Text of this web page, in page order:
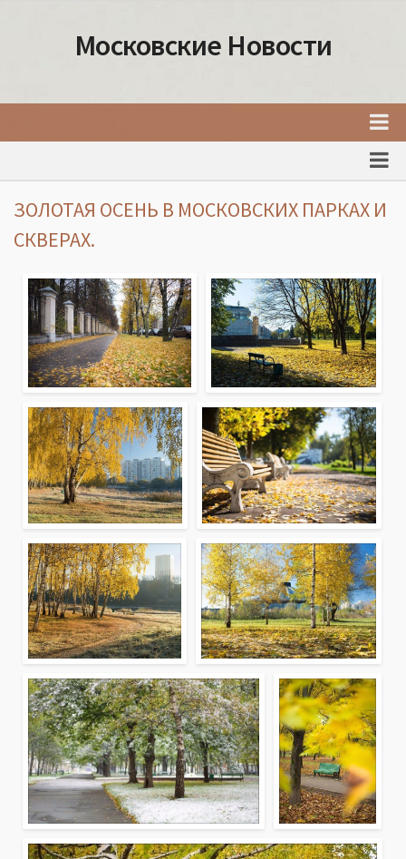
Московские Новости
Факты о Москве
Москва
Товары и услуги Москвы
ЗОЛОТАЯ ОСЕНЬ В МОСКОВСКИХ ПАРКАХ И
СКВЕРАХ.